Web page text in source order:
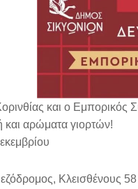
και ο Εμπορικός
και αρώματα γιορτών!
Κλεισθένους